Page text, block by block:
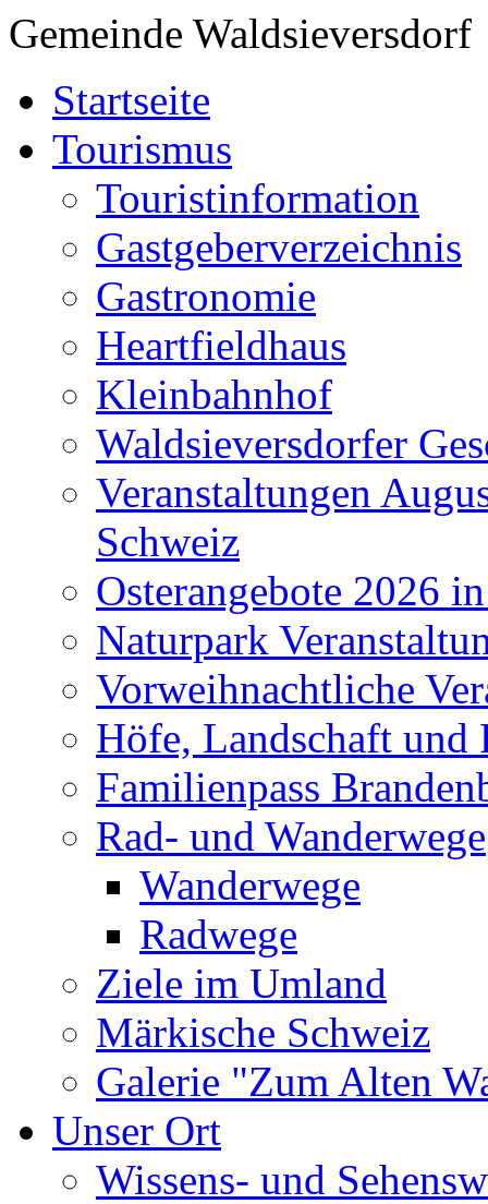
Gemeinde Waldsieversdorf
Startseite
Tourismus
Touristinformation
Gastgeberverzeichnis
Gastronomie
Heartfieldhaus
Kleinbahnhof
Waldsieversdorfer
Veranstaltungen
Schweiz
Osterangebote 2026
Naturpark
Vorweihnachtliche
Höfe, Landschaft und
Familienpass
Rad- und Wanderwege
Wanderwege
Radwege
Ziele im Umland
Märkische Schweiz
Galerie "Zum Alten
Unser Ort
Wissens- und